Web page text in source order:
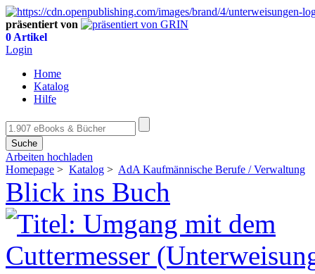
präsentiert von
0 Artikel
Login
Home
Katalog
Hilfe
Suche
Arbeiten hochladen
Homepage > Katalog > AdA Kaufmännische Berufe / Verwaltung
Blick ins Buch